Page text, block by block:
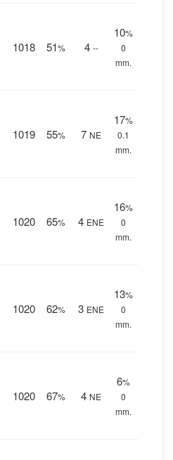
1018 51% 4 --
10%
0
mm.
1019 55% 7 NE
17%
0.1
mm.
1020 65% 4 ENE
16%
0
mm.
1020 62% 3 ENE
13%
0
mm.
1020 67% 4 NE
6%
0
mm.